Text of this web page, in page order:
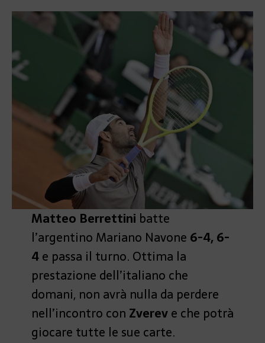
Matteo Berrettini batte
l’argentino Mariano Navone 6-4, 6-
4e passa il turno. Ottima la
prestazione dell’italiano che
domani, non avrà nulla da perdere
nell’incontro con Zvereve che potrà
giocare tutte le sue carte.